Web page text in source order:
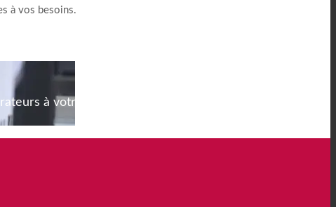
à vos besoins.
à votre secteur, votre culture et vos